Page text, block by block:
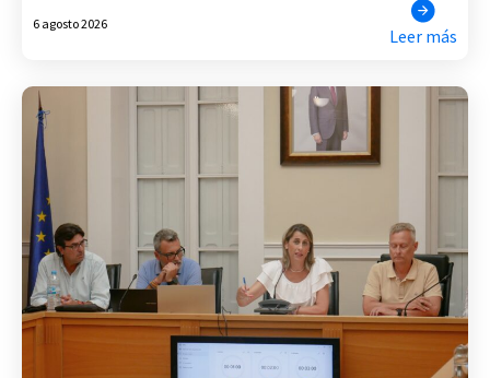
6 agosto 2026
Leer más